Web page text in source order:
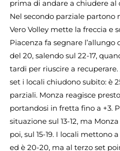
prima di andare a chiudere al
Nel secondo parziale partono
Vero Volley mette la freccia e
Piacenza fa segnare
del 20, salendo sul 22-17,
tardi per riuscire a
set i locali chiudono subito: è
parziali. Monza reagisce
portandosi in fretta fino a +3.
situazione sul 13-12, ma Monza
poi, sul 15-19. I locali mettono
ed è 20-20, ma al terzo set